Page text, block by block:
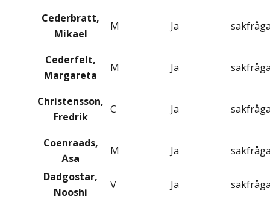
Cederbratt,
Mikael
M Ja
Cederfelt,
Margareta
M Ja
Christensson,
Fredrik
C Ja
Coenraads,
Åsa
M Ja
Dadgostar,
Nooshi
V Ja